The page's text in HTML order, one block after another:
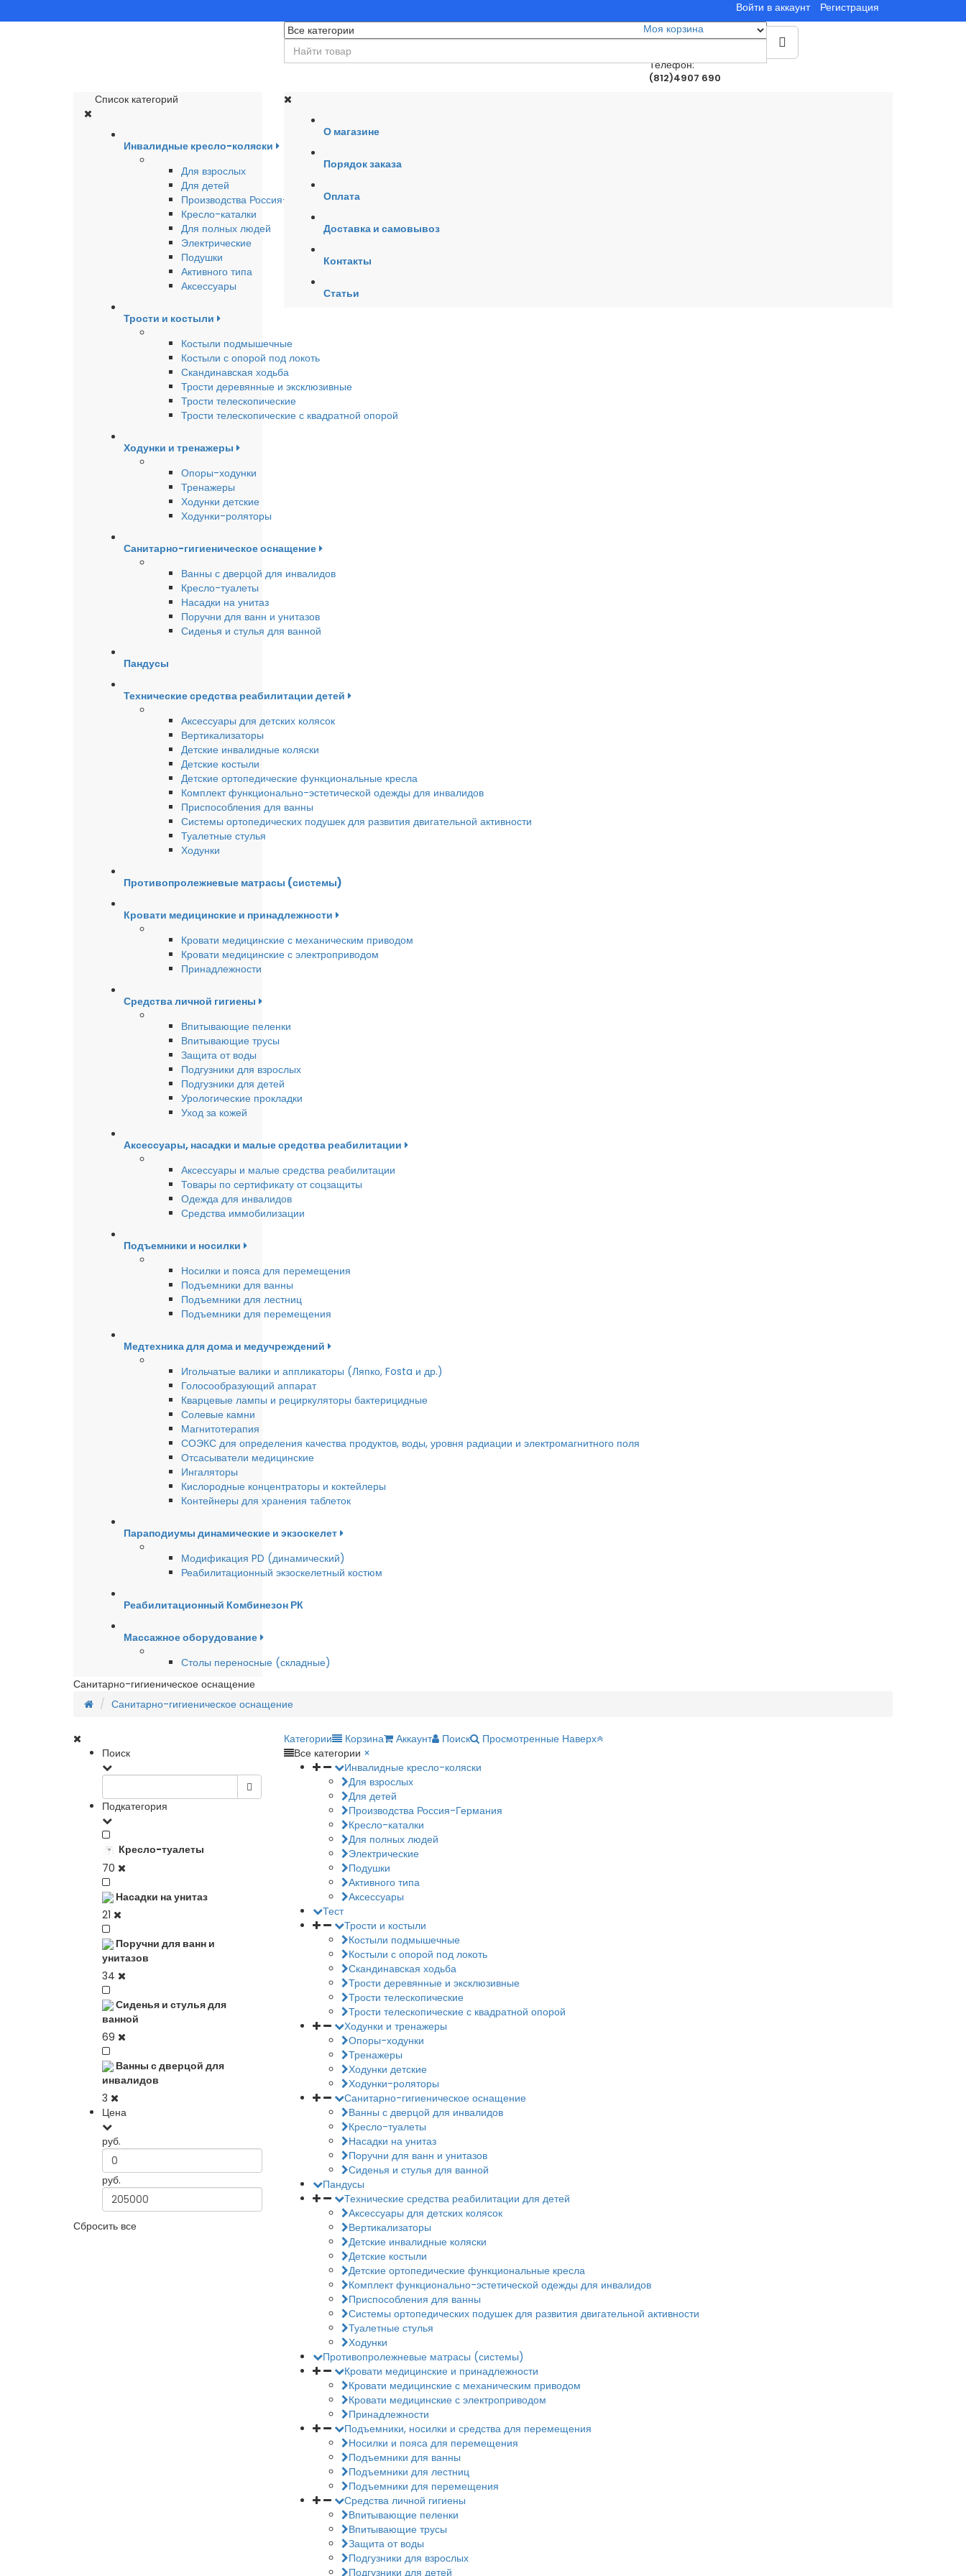
Войти в аккаунт
Регистрация
Моя корзина
Телефон:
(812)4907 690
Список категорий
Инвалидные кресло-коляски
Для взрослых
Для детей
Производства Россия-Германия
Кресло-каталки
Для полных людей
Электрические
Подушки
Активного типа
Аксессуары
Трости и костыли
Костыли подмышечные
Костыли с опорой под локоть
Скандинавская ходьба
Трости деревянные и эксклюзивные
Трости телескопические
Трости телескопические с квадратной опорой
Ходунки и тренажеры
Опоры-ходунки
Тренажеры
Ходунки детские
Ходунки-роляторы
Санитарно-гигиеническое оснащение
Ванны с дверцой для инвалидов
Кресло-туалеты
Насадки на унитаз
Поручни для ванн и унитазов
Сиденья и стулья для ванной
Пандусы
Технические средства реабилитации детей
Аксессуары для детских колясок
Вертикализаторы
Детские инвалидные коляски
Детские костыли
Детские ортопедические функциональные кресла
Комплект функционально-эстетической одежды для инвалидов
Приспособления для ванны
Системы ортопедических подушек для развития двигательной активности
Туалетные стулья
Ходунки
Противопролежневые матрасы (системы)
Кровати медицинские и принадлежности
Кровати медицинские с механическим приводом
Кровати медицинские с электроприводом
Принадлежности
Средства личной гигиены
Впитывающие пеленки
Впитывающие трусы
Защита от воды
Подгузники для взрослых
Подгузники для детей
Урологические прокладки
Уход за кожей
Аксессуары, насадки и малые средства реабилитации
Аксессуары и малые средства реабилитации
Товары по сертификату от соцзащиты
Одежда для инвалидов
Средства иммобилизации
Подъемники и носилки
Носилки и пояса для перемещения
Подъемники для ванны
Подъемники для лестниц
Подъемники для перемещения
Медтехника для дома и медучреждений
Игольчатые валики и аппликаторы (Ляпко, Fosta и др.)
Голосообразующий аппарат
Кварцевые лампы и рециркуляторы бактерицидные
Солевые камни
Магнитотерапия
СОЭКС для определения качества продуктов, воды, уровня радиации и электромагнитного поля
Отсасыватели медицинские
Ингаляторы
Кислородные концентраторы и коктейлеры
Контейнеры для хранения таблеток
Параподиумы динамические и экзоскелет
Модификация PD (динамический)
Реабилитационный экзоскелетный костюм
Реабилитационный Комбинезон РК
Массажное оборудование
Столы переносные (складные)
О магазине
Порядок заказа
Оплата
Доставка и самовывоз
Контакты
Статьи
Санитарно-гигиеническое оснащение
Санитарно-гигиеническое оснащение
Поиск
Подкатегория
Кресло-туалеты
70
Насадки на унитаз
21
Поручни для ванн и
унитазов
34
Сиденья и стулья для
ванной
69
Ванны с дверцой для
инвалидов
3
Цена
руб.
руб.
Сбросить все
Категории Корзина Аккаунт Поиск Просмотренные Наверх
Все категории ×
Инвалидные кресло-коляски
Для взрослых
Для детей
Производства Россия-Германия
Кресло-каталки
Для полных людей
Электрические
Подушки
Активного типа
Аксессуары
Тест
Трости и костыли
Костыли подмышечные
Костыли с опорой под локоть
Скандинавская ходьба
Трости деревянные и эксклюзивные
Трости телескопические
Трости телескопические с квадратной опорой
Ходунки и тренажеры
Опоры-ходунки
Тренажеры
Ходунки детские
Ходунки-роляторы
Санитарно-гигиеническое оснащение
Ванны с дверцой для инвалидов
Кресло-туалеты
Насадки на унитаз
Поручни для ванн и унитазов
Сиденья и стулья для ванной
Пандусы
Технические средства реабилитации для детей
Аксессуары для детских колясок
Вертикализаторы
Детские инвалидные коляски
Детские костыли
Детские ортопедические функциональные кресла
Комплект функционально-эстетической одежды для инвалидов
Приспособления для ванны
Системы ортопедических подушек для развития двигательной активности
Туалетные стулья
Ходунки
Противопролежневые матрасы (системы)
Кровати медицинские и принадлежности
Кровати медицинские с механическим приводом
Кровати медицинские с электроприводом
Принадлежности
Подъемники, носилки и средства для перемещения
Носилки и пояса для перемещения
Подъемники для ванны
Подъемники для лестниц
Подъемники для перемещения
Средства личной гигиены
Впитывающие пеленки
Впитывающие трусы
Защита от воды
Подгузники для взрослых
Подгузники для детей